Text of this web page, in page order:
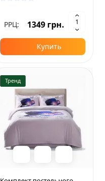
РРЦ: 1349 грн.
Купить
Тренд